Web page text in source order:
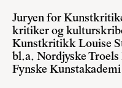
Juryen for
kritiker og
Kunstkritikk Louise
bl.a. Nordjyske
Fynske